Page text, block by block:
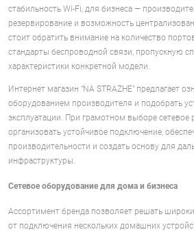
стабильность Wi-Fi, для бизнеса —
резервирование и возможность
стоит обратить внимание на количество
стандарты беспроводной связи, пропускную
характеристики конкретной модели.
Интернет магазин "NA STRAZHE" предлагает
оборудованием производителя и подобрать
эксплуатации. При грамотном выборе
организовать устойчивое подключение,
производительности и создать основу для
инфраструктуры.
Сетевое оборудование для дома и бизнеса
Ассортимент бренда позволяет решать
от подключения нескольких домашних